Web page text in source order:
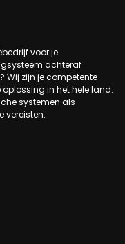
voor je
achteraf
Wij zijn je competente
in het hele land:
systemen als
vereisten.